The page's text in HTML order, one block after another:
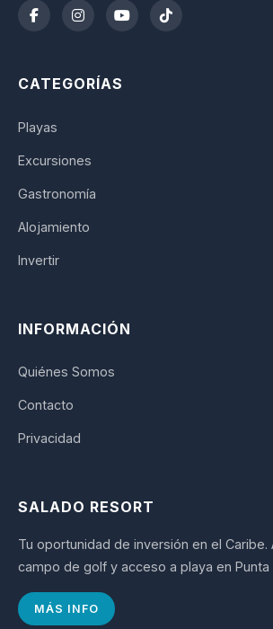
CATEGORÍAS
Playas
Excursiones
Gastronomía
Alojamiento
Invertir
INFORMACIÓN
Quiénes Somos
Contacto
Privacidad
SALADO RESORT
Tu oportunidad de inversión en el
campo de golf y acceso a playa en Punta
MÁS INFO